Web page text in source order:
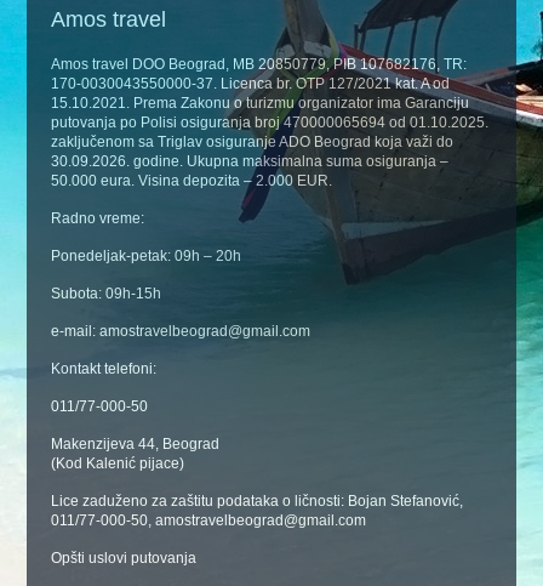
Amos travel
Amos travel DOO Beograd, MB 20850779, PIB 107682176, TR:
170-0030043550000-37. Licenca br. OTP 127/2021 kat. A od
15.10.2021. Prema Zakonu o turizmu organizator ima Garanciju
putovanja po Polisi osiguranja broj 470000065694 od 01.10.2025.
zaključenom sa Triglav osiguranje ADO Beograd koja važi do
30.09.2026. godine. Ukupna maksimalna suma osiguranja –
50.000 eura. Visina depozita – 2.000 EUR.
Radno vreme:
Ponedeljak-petak: 09h – 20h
Subota: 09h-15h
e-mail: amostravelbeograd@gmail.com
Kontakt telefoni:
011/77-000-50
Makenzijeva 44, Beograd
(Kod Kalenić pijace)
Lice zaduženo za zaštitu podataka o ličnosti: Bojan Stefanović,
011/77-000-50, amostravelbeograd@gmail.com
Opšti uslovi putovanja